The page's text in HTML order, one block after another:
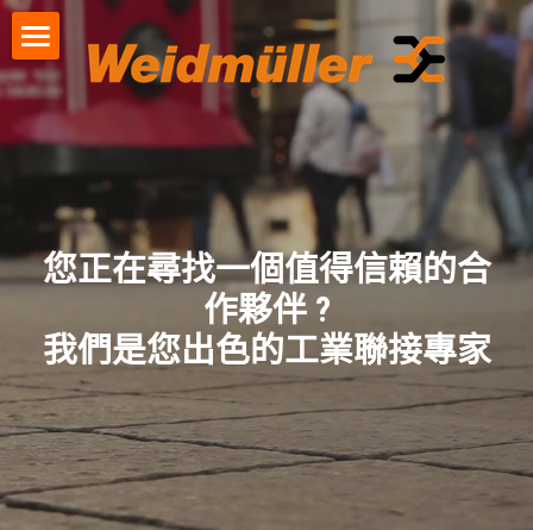
首頁
機械行業
能源
自動化工廠
產品資訊
遠程I/O
工業以太網
VPU系列電湧保護器
繼電器
Klippon® Connect接線端子
資料下載
下載型錄
您正在尋找一個值得信賴的合
作夥伴 ?
我們是您出色的工業聯接專家